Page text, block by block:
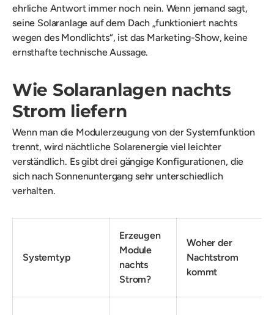
ehrliche Antwort immer noch nein. Wenn jemand sagt,
seine Solaranlage auf dem Dach „funktioniert nachts
wegen des Mondlichts“, ist das Marketing-Show, keine
ernsthafte technische Aussage.
Wie Solaranlagen nachts
Strom liefern
Wenn man die Modulerzeugung von der Systemfunktion
trennt, wird nächtliche Solarenergie viel leichter
verständlich. Es gibt drei gängige Konfigurationen, die
sich nach Sonnenuntergang sehr unterschiedlich
verhalten.
Systemtyp
Erzeugen
Module
nachts
Strom?
Woher der
Nachtstrom
kommt